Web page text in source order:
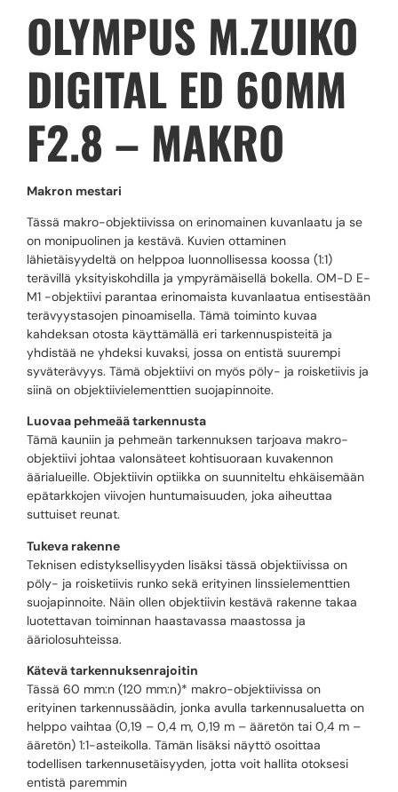
OLYMPUS M.ZUIKO
DIGITAL ED 60MM
F2.8 – MAKRO
Makron mestari
Tässä makro-objektiivissa on erinomainen kuvanlaatu ja se
on monipuolinen ja kestävä. Kuvien ottaminen
lähietäisyydeltä on helppoa luonnollisessa koossa (1:1)
terävillä yksityiskohdilla ja ympyrämäisellä bokella. OM-D E-
M1 -objektiivi parantaa erinomaista kuvanlaatua entisestään
terävyystasojen pinoamisella. Tämä toiminto kuvaa
kahdeksan otosta käyttämällä eri tarkennuspisteitä ja
yhdistää ne yhdeksi kuvaksi, jossa on entistä suurempi
syväterävyys. Tämä objektiivi on myös pöly- ja roisketiivis ja
siinä on objektiivielementtien suojapinnoite.
Luovaa pehmeää tarkennusta
Tämä kauniin ja pehmeän tarkennuksen tarjoava makro-
objektiivi johtaa valonsäteet kohtisuoraan kuvakennon
äärialueille. Objektiivin optiikka on suunniteltu ehkäisemään
epätarkkojen viivojen huntumaisuuden, joka aiheuttaa
suttuiset reunat.
Tukeva rakenne
Teknisen edistyksellisyyden lisäksi tässä objektiivissa on
pöly- ja roisketiivis runko sekä erityinen linssielementtien
suojapinnoite. Näin ollen objektiivin kestävä rakenne takaa
luotettavan toiminnan haastavassa maastossa ja
ääriolosuhteissa.
Kätevä tarkennuksenrajoitin
Tässä 60 mm:n (120 mm:n)* makro-objektiivissa on
erityinen tarkennussäädin, jonka avulla tarkennusaluetta on
helppo vaihtaa (0,19 – 0,4 m, 0,19 m – ääretön tai 0,4 m –
ääretön) 1:1-asteikolla. Tämän lisäksi näyttö osoittaa
todellisen tarkennusetäisyyden, jotta voit hallita otoksesi
entistä paremmin